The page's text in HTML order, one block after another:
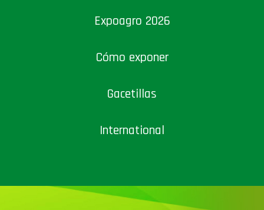
Expoagro 2026
Cómo exponer
Gacetillas
International